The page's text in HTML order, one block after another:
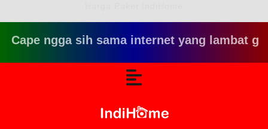
ngga sih sama internet yang lambat gitu